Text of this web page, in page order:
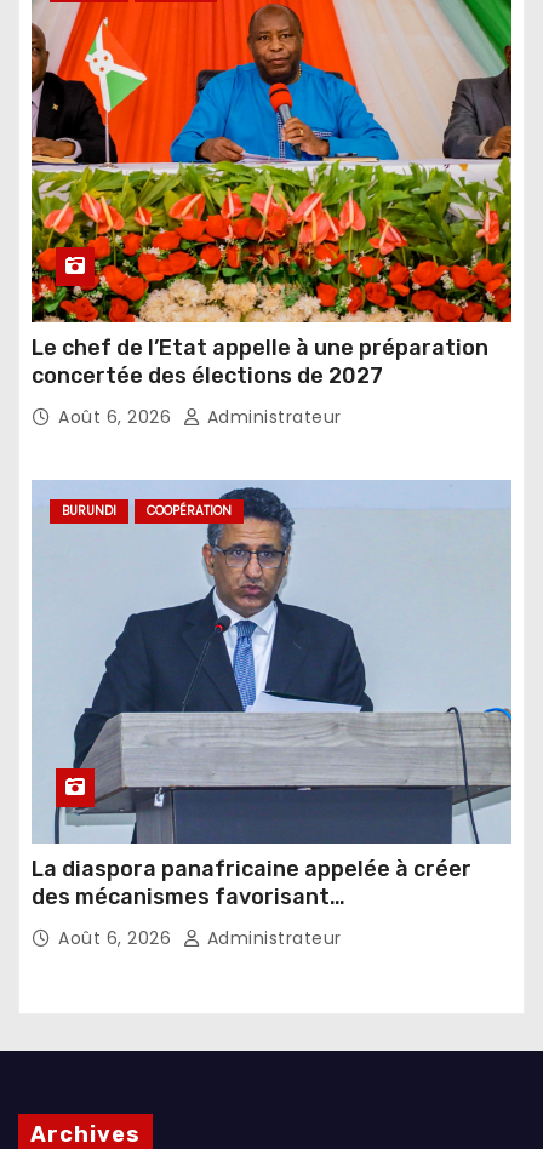
Le chef de l’Etat appelle à une préparation
concertée des élections de 2027
Août 6, 2026 Administrateur
BURUNDI COOPÉRATION
La diaspora panafricaine appelée à créer
des mécanismes favorisant
l’investissement dans les pays d’origine
Août 6, 2026 Administrateur
Archives